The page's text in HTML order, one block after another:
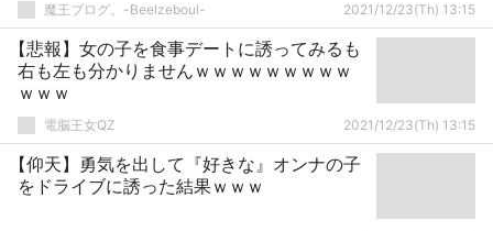
魔王ブログ。-Beelzeboul- 2021/12/23(Th) 13:15
【悲報】女の子を食事デートに誘ってみるも
右も左も分かりませんｗｗｗｗｗｗｗｗｗ
ｗｗｗ
電脳王女QZ 2021/12/23(Th) 13:15
【仰天】勇気を出して『好きな』オンナの子
をドライブに誘った結果ｗｗｗ